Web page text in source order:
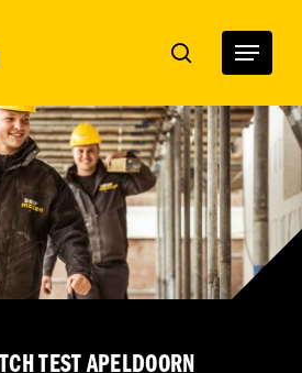
search Menu
TEST APELDOORN